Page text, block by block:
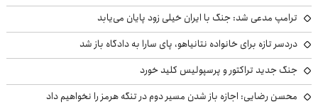
ترامپ مدعی شد: جنگ با ایران خیلی زود پایان می‌یابد
دردسر تازه برای خانواده نتانیاهو، پای سارا به دادگاه باز شد
جنگ جدید تراکتور و پرسپولیس کلید خورد
محسن رضایی: اجازه باز شدن مسیر دوم در تنگه هرمز را نخواهیم داد